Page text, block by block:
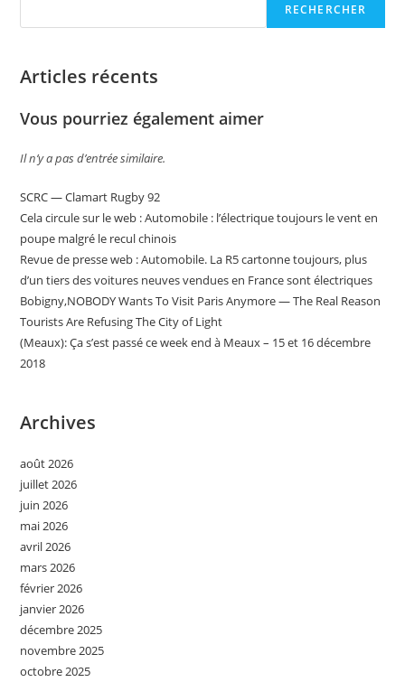
RECHERCHER
Articles récents
Vous pourriez également aimer
Il n’y a pas d’entrée similaire.
SCRC — Clamart Rugby 92
Cela circule sur le web : Automobile : l’électrique toujours le vent en
poupe malgré le recul chinois
Revue de presse web : Automobile. La R5 cartonne toujours, plus
d’un tiers des voitures neuves vendues en France sont électriques
Bobigny,NOBODY Wants To Visit Paris Anymore — The Real Reason
Tourists Are Refusing The City of Light
(Meaux): Ça s’est passé ce week end à Meaux – 15 et 16 décembre
2018
Archives
août 2026
juillet 2026
juin 2026
mai 2026
avril 2026
mars 2026
février 2026
janvier 2026
décembre 2025
novembre 2025
octobre 2025